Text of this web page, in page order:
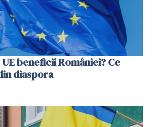
UE beneficii României? Ce
diaspora